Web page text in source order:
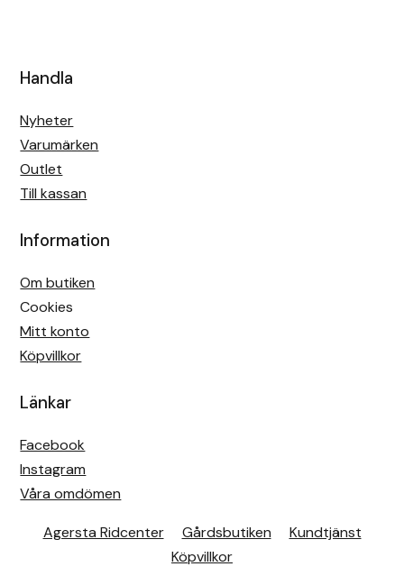
Handla
Nyheter
Varumärken
Outlet
Till kassan
Information
Om butiken
Cookies
Mitt konto
Köpvillkor
Länkar
Facebook
Instagram
Våra omdömen
Agersta Ridcenter Gårdsbutiken
Kundtjänst
Köpvillkor